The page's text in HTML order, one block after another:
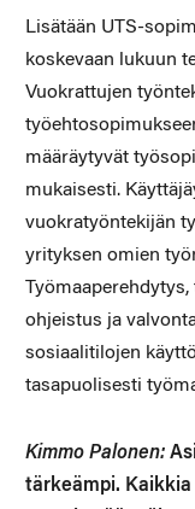
Lisätään UTS-
koskevaan lukuun
Vuokrattujen
määräytyvät
mukaisesti.
vuokratyöntekijän
yrityksen omien
ohjeistus ja
sosiaalitilojen
tasapuolisesti
Kimmo Palonen:
tärkeämpi.